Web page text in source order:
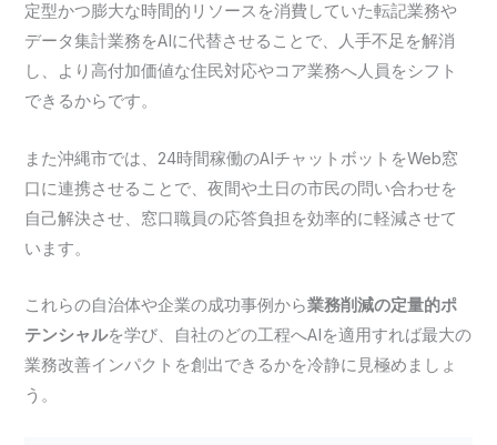
定型かつ膨大な時間的リソースを消費していた転記業務や
データ集計業務をAIに代替させることで、人手不足を解消
し、より高付加価値な住民対応やコア業務へ人員をシフト
できるからです。
また沖縄市では、24時間稼働のAIチャットボットをWeb窓
口に連携させることで、夜間や土日の市民の問い合わせを
自己解決させ、窓口職員の応答負担を効率的に軽減させて
います。
これらの自治体や企業の成功事例から業務削減の定量的ポ
テンシャルを学び、自社のどの工程へAIを適用すれば最大の
業務改善インパクトを創出できるかを冷静に見極めましょ
う。